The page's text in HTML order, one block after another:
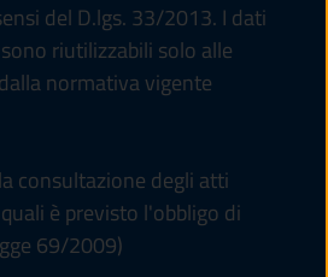
del D.lgs. 33/2013. I dati
riutilizzabili solo alle
normativa vigente
consultazione degli atti
è previsto l'obbligo di
69/2009)